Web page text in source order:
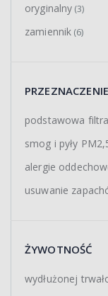
oryginalny (3)
zamiennik (6)
PRZEZNACZENIE
podstawowa
smog i pyły
alergie
usuwanie
ŻYWOTNOŚĆ
wydłużonej